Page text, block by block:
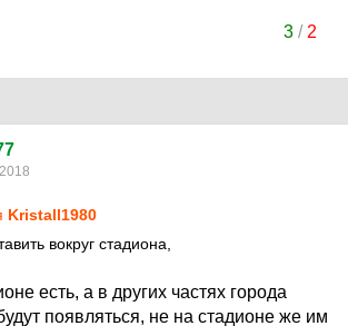
3/ 2
Kristall1980
вокруг стадиона,
есть, а в других частях города
появляться, не на стадионе же им